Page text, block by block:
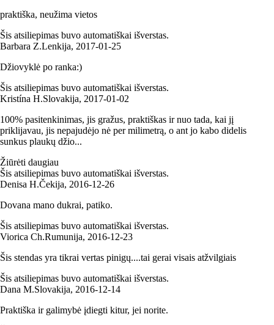
praktiška, neužima vietos
Šis atsiliepimas buvo automatiškai išverstas.
Barbara Z.Lenkija, 2017‑01‑25
Džiovyklė po ranka:)
Šis atsiliepimas buvo automatiškai išverstas.
Kristína H.Slovakija, 2017‑01‑02
100% pasitenkinimas, jis gražus, praktiškas ir nuo tada, kai jį
priklijavau, jis nepajudėjo nė per milimetrą, o ant jo kabo didelis
sunkus plaukų džio...
Žiūrėti daugiau
Šis atsiliepimas buvo automatiškai išverstas.
Denisa H.Čekija, 2016‑12‑26
Dovana mano dukrai, patiko.
Šis atsiliepimas buvo automatiškai išverstas.
Viorica Ch.Rumunija, 2016‑12‑23
Šis stendas yra tikrai vertas pinigų....tai gerai visais atžvilgiais
Šis atsiliepimas buvo automatiškai išverstas.
Dana M.Slovakija, 2016‑12‑14
Praktiška ir galimybė įdiegti kitur, jei norite.